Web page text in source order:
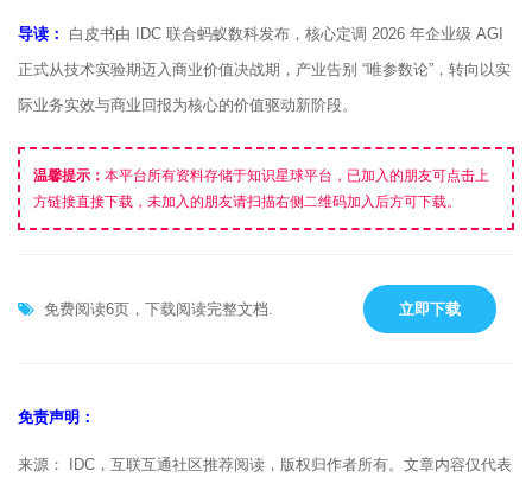
导读：
白皮书由 IDC 联合蚂蚁数科发布，核心定调 2026 年企业级 AGI
正式从技术实验期迈入商业价值决战期，产业告别 “唯参数论”，转向以实
际业务实效与商业回报为核心的价值驱动新阶段。
温馨提示： 本平台所有资料存储于知识星球平台，已加入的朋友可点击上
方链接直接下载，未加入的朋友请扫描右侧二维码加入后方可下载。
免费阅读6页，下载阅读完整文档. 立即下载
免责声明：
来源： IDC，互联互通社区推荐阅读，版权归作者所有。文章内容仅代表